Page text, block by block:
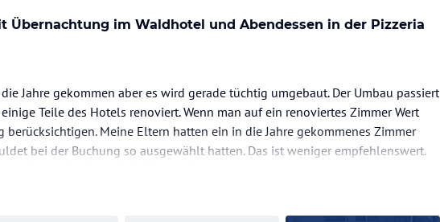
Übernachtung im Waldhotel und Abendessen in der Pizzeria
Jahre gekommen aber es wird gerade tüchtig umgebaut. Der Umbau passiert
Teile des Hotels renoviert. Wenn man auf ein renoviertes Zimmer Wert
Meine Eltern hatten ein in die Jahre gekommenes Zimmer
bei der Buchung so ausgewählt hatten. Das ist weniger empfehlenswert.